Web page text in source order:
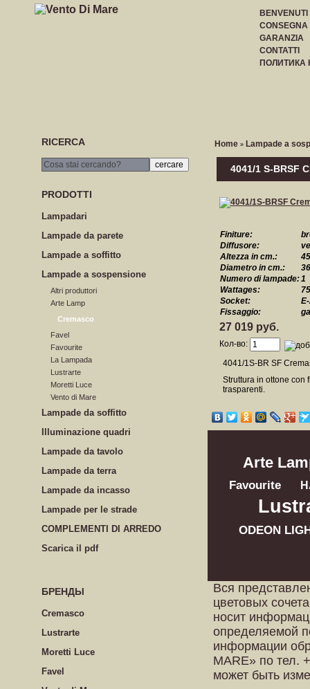
CONSEGNA
GARANZIA
CONTATTI
RICERCA
PRODOTTI
Lampadari
Lampade da parete
Lampade a soffitto
Lampade a sospensione
Altri produttori
Arte Lamp
Cremasco
Favel
Favourite
La Lampada
Lustrarte
Moretti Luce
Vento di Mare
Lampade da soffitto
Illuminazione quadri
Lampade da tavolo
Lampade da terra
Lampade da incasso
Lampade per le strade
COMPLEMENTI DI ARREDO
Scarica il pdf
БРЕНДЫ
Cremasco
Lustrarte
Moretti Luce
Favel
Home » Lampade a
4041/1 S-BRSF
Finiture:
Diffusore:
Altezza in cm.:
45
Diametro in cm.:
36
Numero di lampade:1
Wattages:
75
Socket:
Fissaggio:
27 019 руб.
Кол-во:
4041/1S-BR SF
Struttura in ottone con
trasparenti.
Arte
Favourite
ODEON
Вся
цветовых
носит
определяемой
информации
MARE» по тел.
может быть